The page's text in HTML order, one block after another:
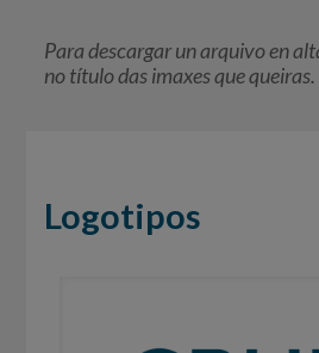
Para descargar un arquivo en
no título das imaxes que queiras.
Logotipos